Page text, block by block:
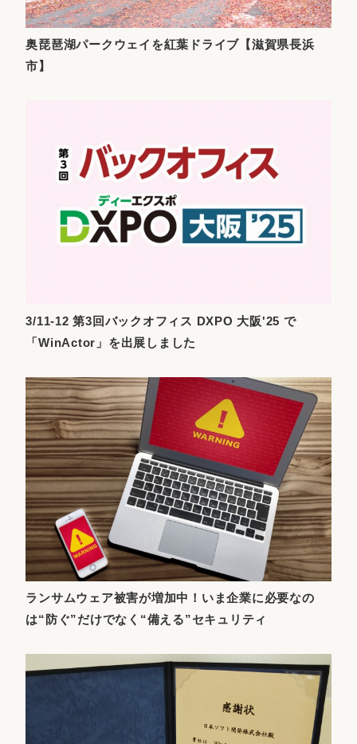
奥琵琶湖パークウェイを紅葉ドライブ【滋賀県長浜
市】
3/11-12 第3回バックオフィス DXPO 大阪'25 で
「WinActor」を出展しました
ランサムウェア被害が増加中！いま企業に必要なの
は“防ぐ”だけでなく“備える”セキュリティ